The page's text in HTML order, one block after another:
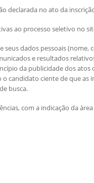
declarada no ato da
ao processo seletivo no
seus dados pessoais (nome,
e resultados
da publicidade dos atos
candidato ciente de que as
busca.
com a indicação da